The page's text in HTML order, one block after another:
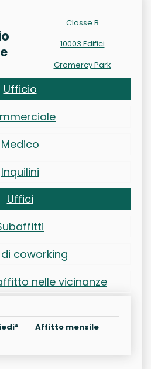
Classe B
10003 Edifici
Gramercy Park
Ufficio
Medico
Inquilini
Uffici
coworking
nelle vicinanze
Affitto mensile